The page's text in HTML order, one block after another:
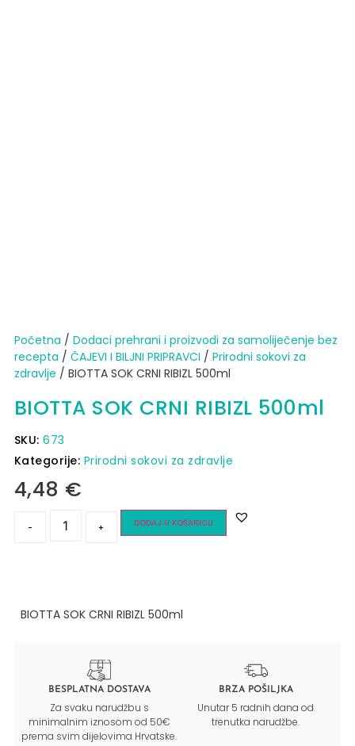
Početna / Dodaci prehrani i proizvodi za samoliječenje bez
recepta / ČAJEVI I BILJNI PRIPRAVCI / Prirodni sokovi za
zdravlje / BIOTTA SOK CRNI RIBIZL 500ml
BIOTTA SOK CRNI RIBIZL 500ml
SKU:673
Kategorije: Prirodni sokovi za zdravlje
4,48 €
- + DODAJ U KOŠARICU
BIOTTA SOK CRNI RIBIZL 500ml
BESPLATNA DOSTAVA
Za svaku narudžbu s
minimalnim iznosom od 50€
prema svim dijelovima Hrvatske.
BRZA POŠILJKA
Unutar 5 radnih dana od
trenutka narudžbe.